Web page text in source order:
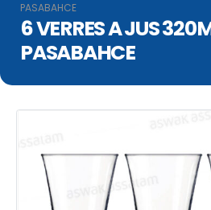
PASABAHCE
6 VERRES A JUS
PASABAHCE